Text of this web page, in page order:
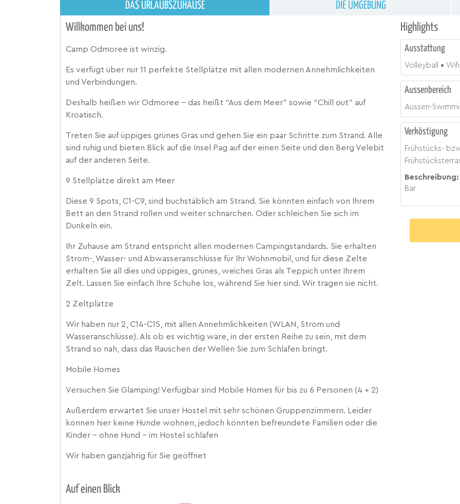
DAS URLAUBSZUHAUSE DIE UMGEBUNG
Willkommen bei uns!
Camp Odmoree ist winzig.
Es verfügt über nur 11 perfekte Stellplätze mit allen modernen Annehmlichkeiten
und Verbindungen.
Deshalb heißen wir Odmoree - das heißt “Aus dem Meer” sowie “Chill out” auf
Kroatisch.
Treten Sie auf üppiges grünes Gras und gehen Sie ein paar Schritte zum Strand. Alle
sind ruhig und bieten Blick auf die Insel Pag auf der einen Seite und den Berg Velebit
auf der anderen Seite.
9 Stellplätze direkt am Meer
Diese 9 Spots, C1-C9, sind buchstäblich am Strand. Sie könnten einfach von Ihrem
Bett an den Strand rollen und weiter schnarchen. Oder schleichen Sie sich im
Dunkeln ein.
Ihr Zuhause am Strand entspricht allen modernen Campingstandards. Sie erhalten
Strom-, Wasser- und Abwasseranschlüsse für Ihr Wohnmobil, und für diese Zelte
erhalten Sie all dies und üppiges, grünes, weiches Gras als Teppich unter Ihrem
Zelt. Lassen Sie einfach Ihre Schuhe los, während Sie hier sind. Wir tragen sie nicht.
2 Zeltplätze
Wir haben nur 2, C14-C15, mit allen Annehmlichkeiten (WLAN, Strom und
Wasseranschlüsse). Als ob es wichtig wäre, in der ersten Reihe zu sein, mit dem
Strand so nah, dass das Rauschen der Wellen Sie zum Schlafen bringt.
Mobile Homes
Versuchen Sie Glamping! Verfügbar sind Mobile Homes für bis zu 6 Personen (4 + 2)
Außerdem erwartet Sie unser Hostel mit sehr schönen Gruppenzimmern. Leider
können hier keine Hunde wohnen, jedoch könnten befreundete Familien oder die
Kinder - ohne Hund - im Hostel schlafen
Wir haben ganzjährig für Sie geöffnet
Auf einen Blick
Highlights
Ausstattung
Volleyball Wifi
Aussenbereich
Aussen-
Verköstigung
Frühstücks-
Beschreibung:
Bar